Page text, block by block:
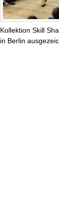
Kollektion Skill
in Berlin